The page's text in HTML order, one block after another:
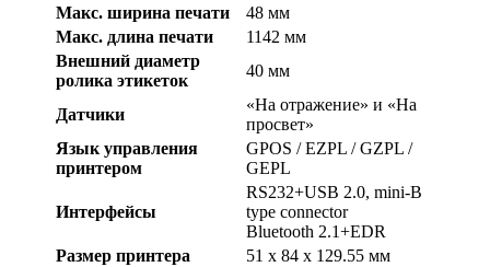
Макс. ширина печати
48 мм
Макс. длина печати
1142 мм
Внешний диаметр
ролика этикеток
40 мм
Датчики
«На отражение» и «На
просвет»
Язык управления
принтером
GPOS / EZPL / GZPL /
GEPL
Интерфейсы
RS232+USB 2.0, mini-B
type connector
Bluetooth 2.1+EDR
Размер принтера
51 х 84 х 129.55 мм